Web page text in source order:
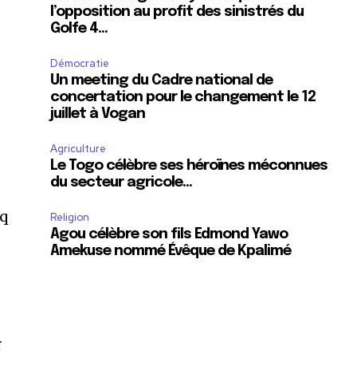
l’opposition au profit des sinistrés du
Golfe 4…
Démocratie
Un meeting du Cadre national de
concertation pour le changement le 12
juillet à Vogan
Agriculture
Le Togo célèbre ses héroïnes méconnues
du secteur agricole…
Religion
Agou célèbre son fils Edmond Yawo
Amekuse nommé Évêque de Kpalimé